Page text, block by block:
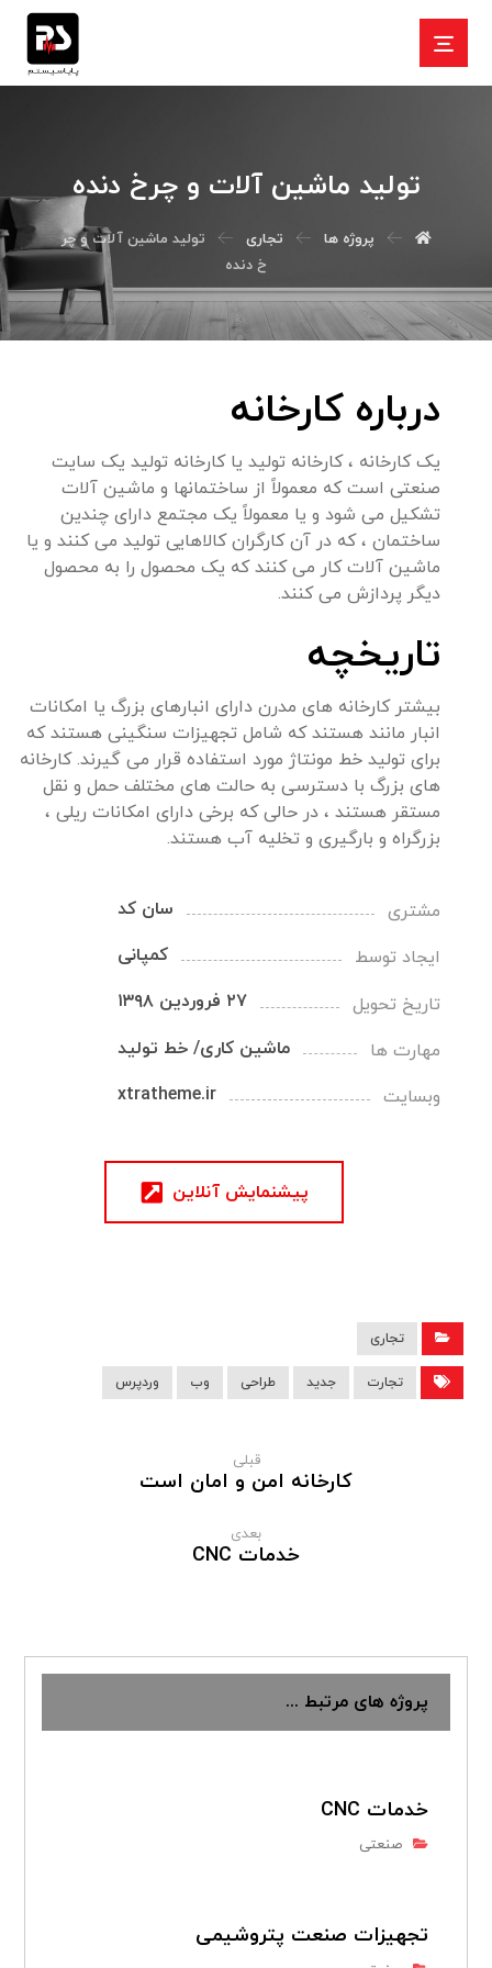
تولید ماشین آلات و چرخ دنده
پروژه ها تجاری
تولید ماشین آلات و چر
خ دنده
درباره کارخانه
یک کارخانه ، کارخانه تولید یا کارخانه تولید یک سایت
صنعتی است که معمولاً از ساختمانها و ماشین آلات
تشکیل می شود و یا معمولاً یک مجتمع دارای چندین
ساختمان ، که در آن کارگران کالاهایی تولید می کنند و یا
ماشین آلات کار می کنند که یک محصول را به محصول
دیگر پردازش می کنند.
تاریخچه
بیشتر کارخانه های مدرن دارای انبارهای بزرگ یا امکانات
انبار مانند هستند که شامل تجهیزات سنگینی هستند که
برای تولید خط مونتاژ مورد استفاده قرار می گیرند. کارخانه
های بزرگ با دسترسی به حالت های مختلف حمل و نقل
مستقر هستند ، در حالی که برخی دارای امکانات ریلی ،
بزرگراه و بارگیری و تخلیه آب هستند.
مشتری سان کد
ایجاد توسط کمپانی
تاریخ تحویل ۲۷ فروردین ۱۳۹۸
مهارت ها ماشین کاری/ خط تولید
وبسایت xtratheme.ir
پیشنمایش آنلاین
تجاری
تجارت جدید طراحی وب وردپرس
قبلی
کارخانه امن و امان است
بعدی
خدمات CNC
پروژه های مرتبط ...
خدمات CNC
صنعتی
تجهیزات صنعت پتروشیمی